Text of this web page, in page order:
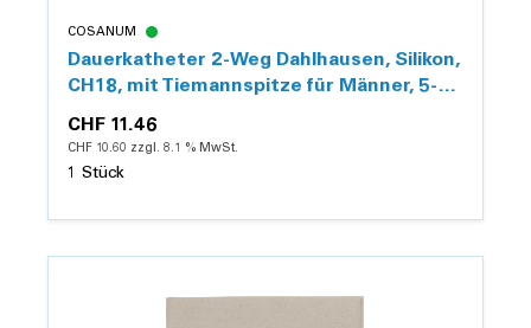
COSANUM
Dauerkatheter 2-Weg Dahlhausen, Silikon,
CH18, mit Tiemannspitze für Männer, 5-10
CHF 11.46
CHF 10.60 zzgl. 8.1 % MwSt.
1 Stück
Details